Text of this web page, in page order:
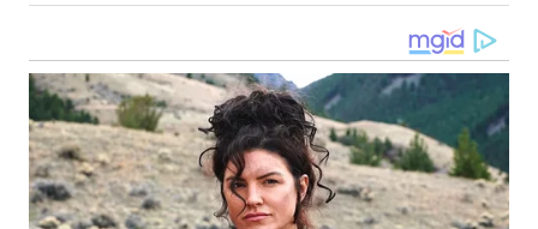
SULSEL
WN
GORONTALO